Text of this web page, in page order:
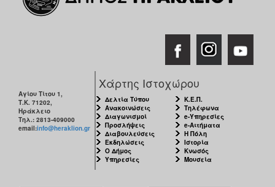
Αγίου Τίτου 1,
Τ.Κ. 71202,
Ηράκλειο
Τηλ.: 2813-409000
email:info@heraklion.gr
Χάρτης Ιστοχώρου
Δελτία Τύπου
Ανακοινώσεις
Διαγωνισμοί
Προσλήψεις
Διαβουλεύσεις
Εκδηλώσεις
Ο Δήμος
Υπηρεσίες
Κ.Ε.Π.
Τηλέφωνα
e-Υπηρεσίες
e-Αιτήματα
Η Πόλη
Ιστορία
Κνωσός
Μουσεία